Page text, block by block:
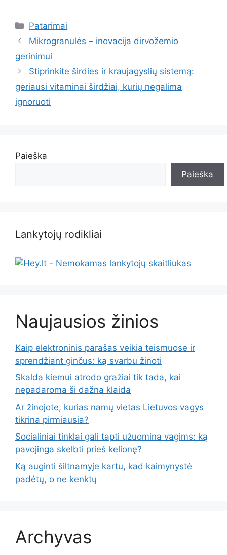
Kategorijos
Patarimai
Mikrogranulės – inovacija dirvožemio
gerinimui
Stiprinkite širdies ir kraujagyslių sistemą:
geriausi vitaminai širdžiai, kurių negalima
ignoruoti
Paieška
Paieška
Lankytojų rodikliai
Naujausios žinios
Kaip elektroninis parašas veikia teismuose ir
sprendžiant ginčus: ką svarbu žinoti
Skalda kiemui atrodo gražiai tik tada, kai
nepadaroma ši dažna klaida
Ar žinojote, kurias namų vietas Lietuvos vagys
tikrina pirmiausia?
Socialiniai tinklai gali tapti užuomina vagims: ką
pavojinga skelbti prieš kelionę?
Ką auginti šiltnamyje kartu, kad kaimynystė
padėtų, o ne kenktų
Archyvas